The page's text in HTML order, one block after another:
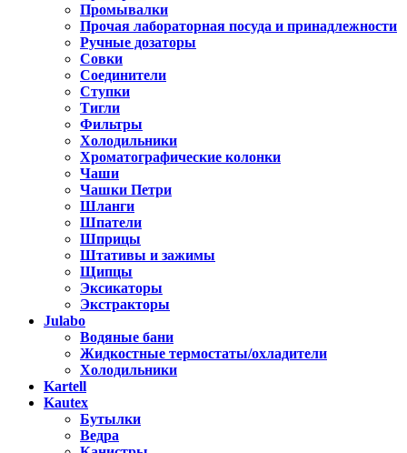
Промывалки
Прочая лабораторная посуда и принадлежности
Ручные дозаторы
Совки
Соединители
Ступки
Тигли
Фильтры
Холодильники
Хроматографические колонки
Чаши
Чашки Петри
Шланги
Шпатели
Шприцы
Штативы и зажимы
Щипцы
Эксикаторы
Экстракторы
Julabo
Водяные бани
Жидкостные термостаты/охладители
Холодильники
Kartell
Kautex
Бутылки
Ведра